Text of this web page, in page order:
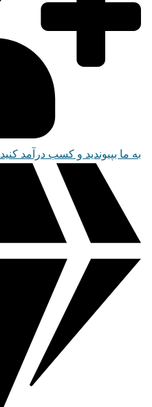
به ما بپیوندید و کسب درآمد کنید